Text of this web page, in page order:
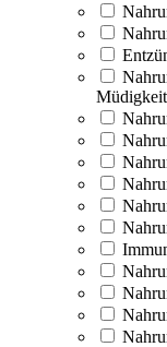
Müdigkeit